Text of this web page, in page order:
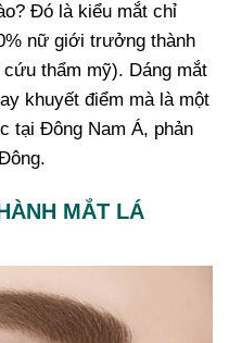
Đó là kiểu mắt chỉ
nữ giới trưởng thành
thẩm mỹ). Dáng mắt
khuyết điểm mà là một
tại Đông Nam Á, phản
MẮT LÁ